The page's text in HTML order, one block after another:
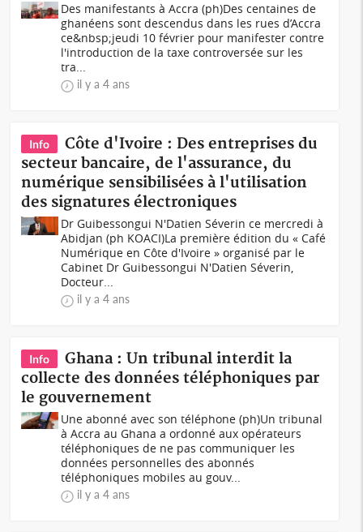
Des manifestants à Accra (ph)Des centaines de
ghanéens sont descendus dans les rues d’Accra
ce&nbsp;jeudi 10 février pour manifester contre
l'introduction de la taxe controversée sur les
tra...
il y a 4 ans
Info
Côte d'Ivoire : Des entreprises du
secteur bancaire, de l'assurance, du
numérique sensibilisées à l'utilisation
des signatures électroniques
Dr Guibessongui N'Datien Séverin ce mercredi à
Abidjan (ph KOACI)La première édition du « Café
Numérique en Côte d'Ivoire » organisé par le
Cabinet Dr Guibessongui N'Datien Séverin,
Docteur...
il y a 4 ans
Info
Ghana : Un tribunal interdit la
collecte des données téléphoniques par
le gouvernement
Une abonné avec son téléphone (ph)Un tribunal
à Accra au Ghana a ordonné aux opérateurs
téléphoniques de ne pas communiquer les
données personnelles des abonnés
téléphoniques mobiles au gouv...
il y a 4 ans